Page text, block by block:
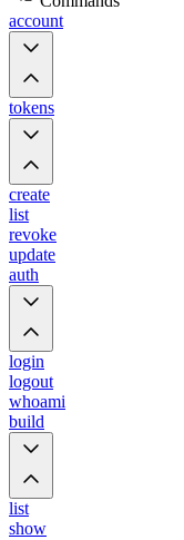
account
tokens
create
list
revoke
update
auth
login
logout
whoami
build
list
show